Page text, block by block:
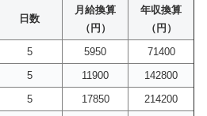
日数
月給換算
（円）
年収換算
（円）
5 5950
71400
5 11900
142800
5 17850
214200